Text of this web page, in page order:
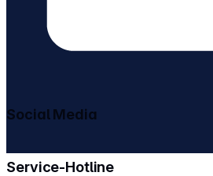
Service-Hotline
Social Media